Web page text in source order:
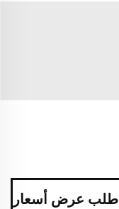
اطلب عرض أسعار